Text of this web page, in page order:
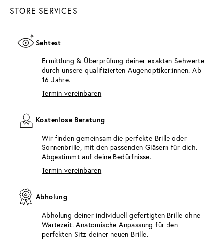
STORE SERVICES
Sehtest
Ermittlung & Überprüfung deiner exakten Sehwerte
durch unsere qualifizierten Augenoptiker:innen. Ab
16 Jahre.
Termin vereinbaren
Kostenlose Beratung
Wir finden gemeinsam die perfekte Brille oder
Sonnenbrille, mit den passenden Gläsern für dich.
Abgestimmt auf deine Bedürfnisse.
Termin vereinbaren
Abholung
Abholung deiner individuell gefertigten Brille ohne
Wartezeit. Anatomische Anpassung für den
perfekten Sitz deiner neuen Brille.